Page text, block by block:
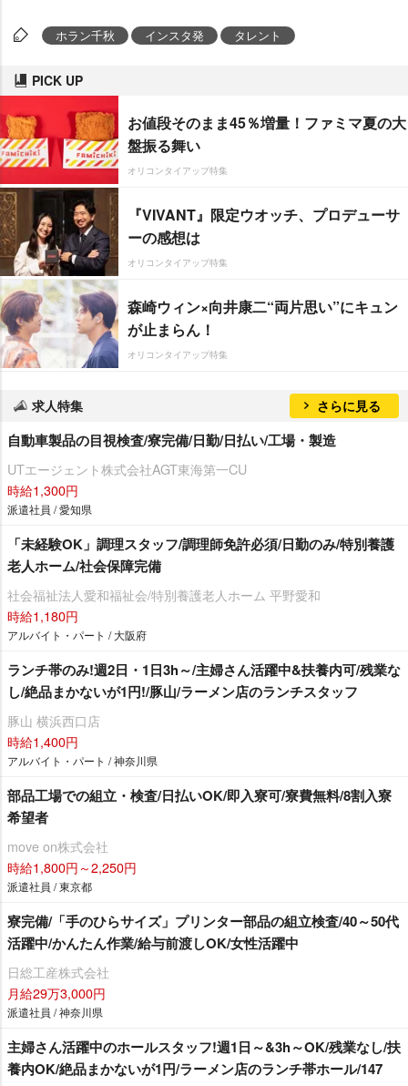
ホラン千秋 インスタ発 タレント
PICK UP
お値段そのまま45％増量！ファミマ夏の大
盤振る舞い
オリコンタイアップ特集
『VIVANT』限定ウオッチ、プロデューサ
ーの感想は
オリコンタイアップ特集
森崎ウィン×向井康二“両片思い”にキュン
が止まらん！
オリコンタイアップ特集
求人特集 さらに見る
自動車製品の目視検査/寮完備/日勤/日払い/工場・製造
UTエージェント株式会社AGT東海第一CU
時給1,300円
派遣社員 / 愛知県
「未経験OK」調理スタッフ/調理師免許必須/日勤のみ/特別養護
老人ホーム/社会保障完備
社会福祉法人愛和福祉会/特別養護老人ホーム 平野愛和
時給1,180円
アルバイト・パート / 大阪府
ランチ帯のみ!週2日・1日3h～/主婦さん活躍中&扶養内可/残業な
し/絶品まかないが1円!/豚山/ラーメン店のランチスタッフ
豚山 横浜西口店
時給1,400円
アルバイト・パート / 神奈川県
部品工場での組立・検査/日払いOK/即入寮可/寮費無料/8割入寮
希望者
move on株式会社
時給1,800円～2,250円
派遣社員 / 東京都
寮完備/「手のひらサイズ」プリンター部品の組立検査/40～50代
活躍中/かんたん作業/給与前渡しOK/女性活躍中
日総工産株式会社
月給29万3,000円
派遣社員 / 神奈川県
主婦さん活躍中のホールスタッフ!週1日～&3h～OK/残業なし/扶
養内OK/絶品まかないが1円/ラーメン店のランチ帯ホール/147